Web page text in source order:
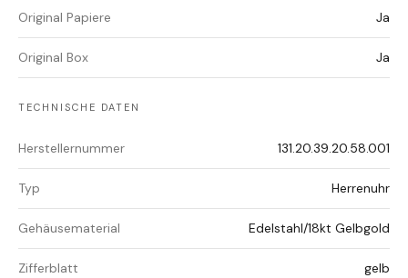
Original Papiere Ja
Original Box Ja
TECHNISCHE DATEN
Herstellernummer 131.20.39.20.58.001
Typ Herrenuhr
Gehäusematerial Edelstahl/18kt Gelbgold
Zifferblatt gelb